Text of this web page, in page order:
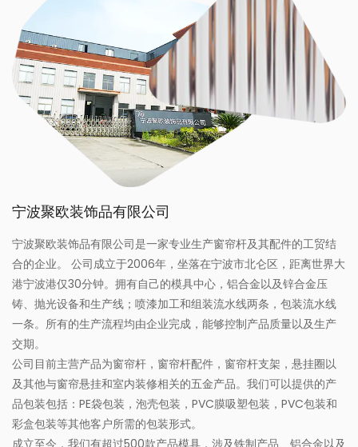
宁波聚欧装饰品有限公司
宁波聚欧装饰品有限公司是一家专业生产窗帘杆及其配件的工贸结
合的企业。 公司成立于2006年，坐落在宁波市北仑区，距离世界大
港宁波港仅30分钟。拥有自己的模具中心，铝合金以及锌合金压
铸、抛光设备和生产线；喷漆加工和组装流水线两条，包装流水线
一条。所有的生产流程均由企业完成，能够控制产品质量以及生产
交期。
公司目前主营产品为窗帘杆，窗帘杆配件，窗帘杆支架，悬挂圈以
及其他与窗帘悬挂和室内装修相关的五金产品。我们可以提供的产
品包装包括：PE袋包装，泡壳包装，PVC膜吸塑包装，PVC包装和
彩盒包装等其他客户所需的包装形式。